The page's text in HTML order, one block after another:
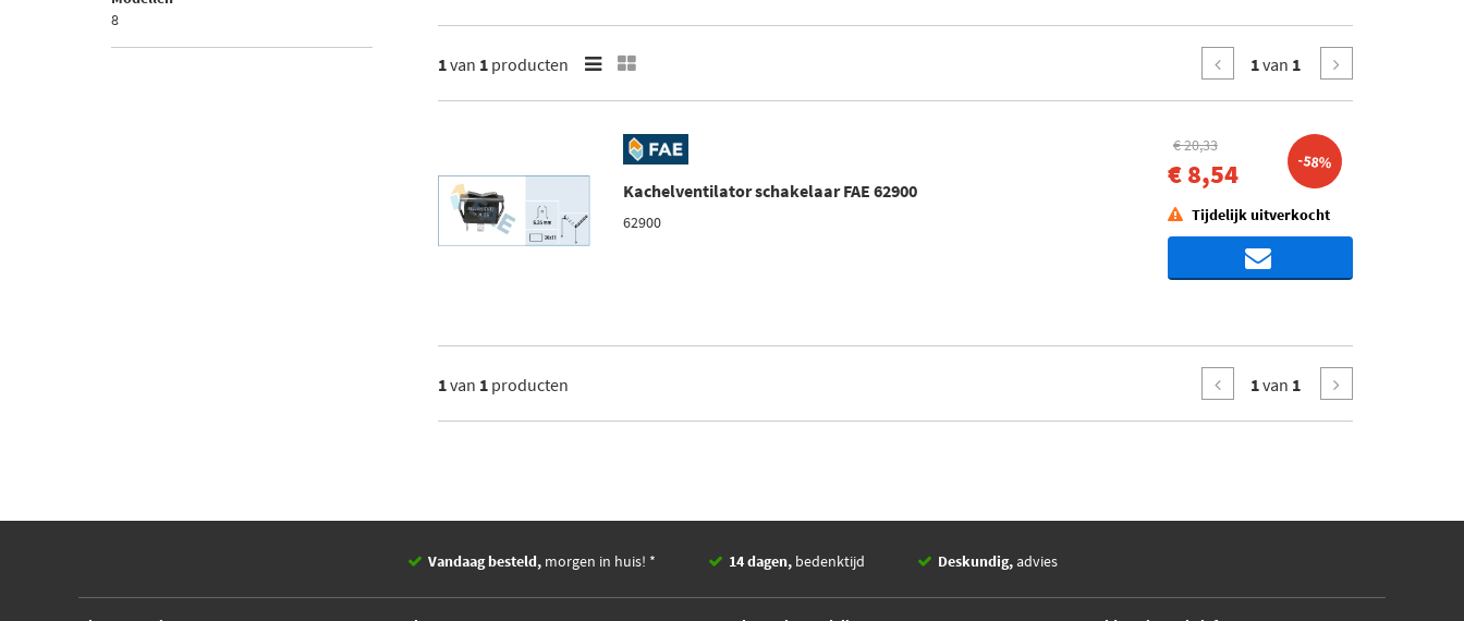
8
1van 1 producten 1van 1
Kachelventilator schakelaar FAE 62900
62900
€ 20,33
€ 8,54 -58%
Tijdelijk uitverkocht
1van 1 producten 1van 1
Vandaag besteld, morgen in huis! * 14 dagen, bedenktijd Deskundig,advies